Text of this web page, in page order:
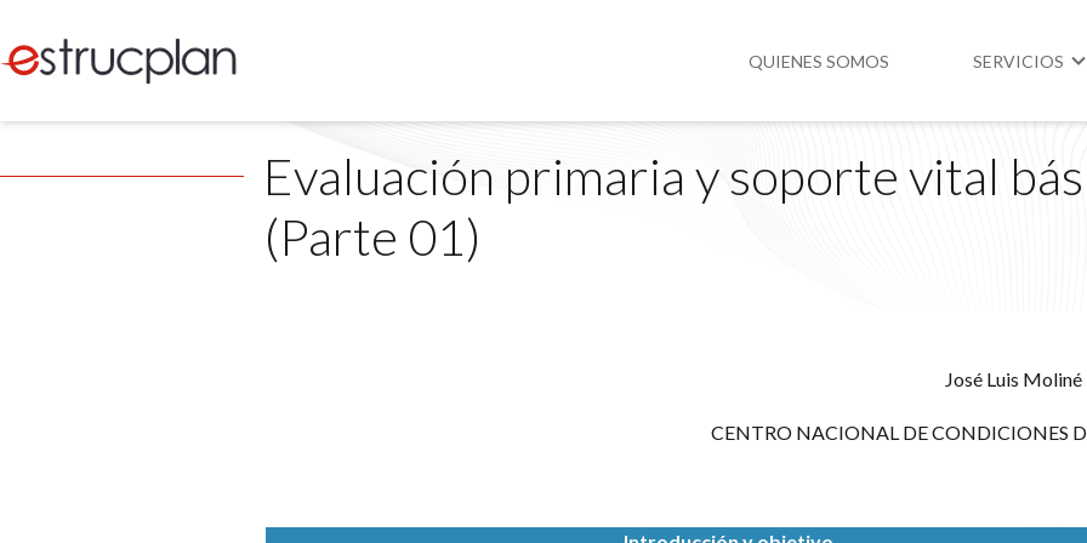
QUIENES SOMOS SERVICIOS
Higiene y
Evaluación primaria y soporte vital
(Parte 01)
José Luis Moliné
CENTRO NACIONAL DE CONDICIONES